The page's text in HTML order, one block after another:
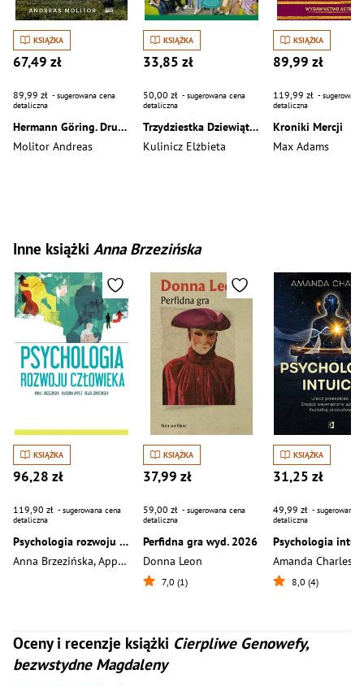
KSIĄŻKA
67,49 zł
89,99 zł - sugerowana cena
detaliczna
Hermann Göring. Drugi człowiek Trzeciej Rzeszy
Molitor Andreas
KSIĄŻKA
33,85 zł
50,00 zł - sugerowana cena
detaliczna
Trzydziestka Dziewiątka na szóstkę
Kulinicz Elżbieta
KSIĄŻKA
89,99 zł
119,99 zł -
detaliczna
Kroniki Mercji
Max Adams
Inne książki Anna Brzezińska
KSIĄŻKA
96,28 zł
119,90 zł - sugerowana cena
detaliczna
Psychologia rozwoju człowieka
Anna Brzezińska,Appelt Karolina ,Beata Ziółkowska
KSIĄŻKA
37,99 zł
59,00 zł - sugerowana cena
detaliczna
Perfidna gra wyd. 2026
Donna Leon
7,0 (1)
KSIĄŻKA
31,25 zł
49,99 zł - sugerowana
detaliczna
Amanda Charles
8,0 (4)
Oceny i recenzje książki Cierpliwe Genowefy,
bezwstydne Magdaleny